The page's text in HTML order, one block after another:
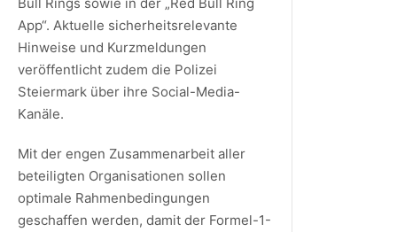
App“. Aktuelle sicherheitsrelevante
Hinweise und Kurzmeldungen
veröffentlicht zudem die Polizei
Steiermark über ihre Social-Media-
Kanäle.
Mit der engen Zusammenarbeit aller
beteiligten Organisationen sollen
optimale Rahmenbedingungen
geschaffen werden, damit der Formel-1-